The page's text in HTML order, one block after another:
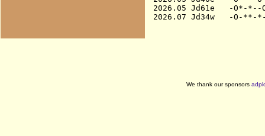
2026.05 Jd61e   -O*-*--
We thank our sponsors